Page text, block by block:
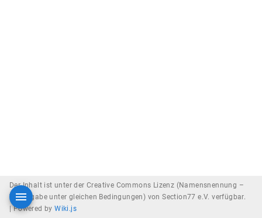
Der Inhalt ist unter der Creative Commons Lizenz (Namensnennung –
Weitergabe unter gleichen Bedingungen) von Section77 e.V. verfügbar.
|Powered byWiki.js